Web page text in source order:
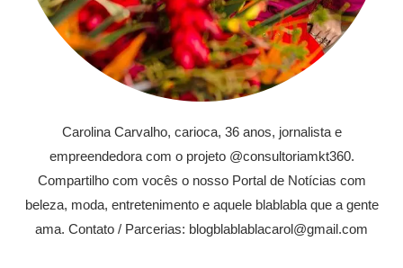
Carolina Carvalho, carioca, 36 anos, jornalista e
empreendedora com o projeto @consultoriamkt360.
Compartilho com vocês o nosso Portal de Notícias com
beleza, moda, entretenimento e aquele blablabla que a gente
ama. Contato / Parcerias: blogblablablacarol@gmail.com